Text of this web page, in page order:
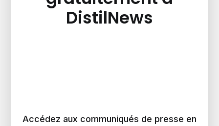
DistilNews
Accédez aux communiqués de presse en